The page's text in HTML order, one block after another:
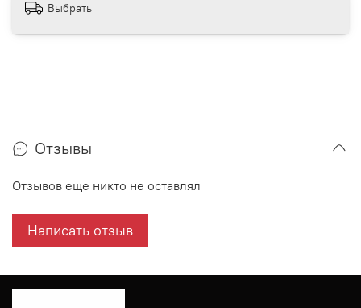
Выбрать
Отзывы
Отзывов еще никто не оставлял
Написать отзыв